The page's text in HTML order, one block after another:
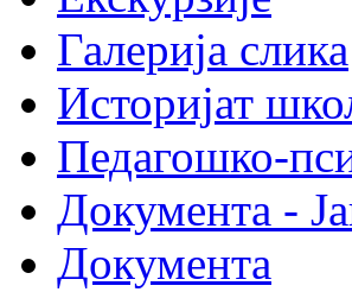
Галерија слика
Историјат
Педагошко-
Документа -
Документа